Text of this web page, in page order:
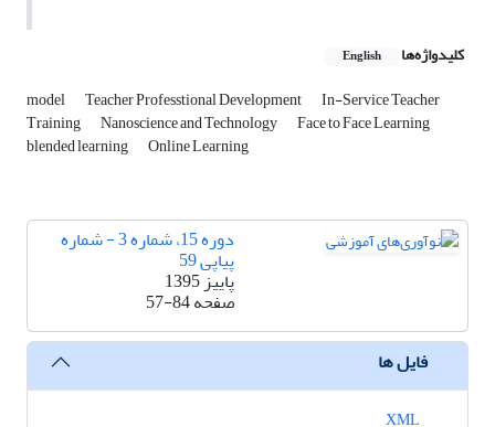
کلیدواژه‌ها English
model Teacher Professtional Development In-Service Teacher
Training Nanoscience and Technology Face to Face Learning
blended learning Online Learning
دوره 15، شماره 3 - شماره
پیاپی 59
پاییز 1395
صفحه57-84
فایل ها